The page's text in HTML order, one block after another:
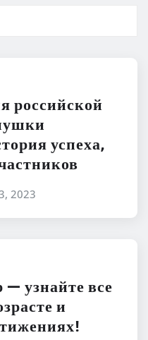
российской
успеха,
2023
узнайте все
и